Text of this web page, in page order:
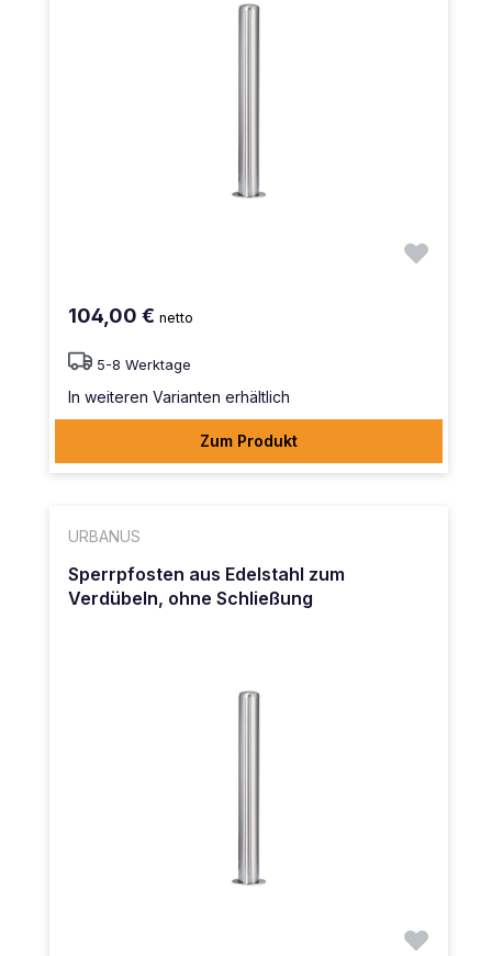
104,00 € netto
5-8 Werktage
In weiteren Varianten erhältlich
Zum Produkt
URBANUS
Sperrpfosten aus Edelstahl zum
Verdübeln, ohne Schließung